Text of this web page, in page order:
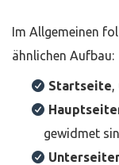
Im Allgemeinen
ähnlichen Aufbau:
Startseite,
gewidmet